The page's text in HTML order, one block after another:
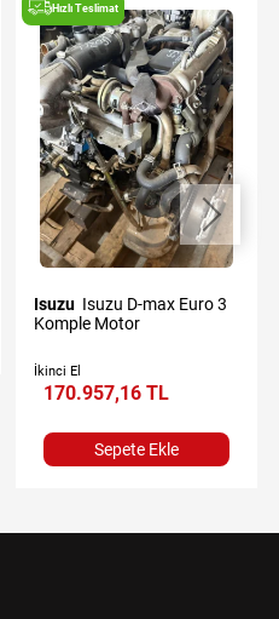
Hızlı Teslimat
Isuzu
Komple Motor
İkinci El
170.957,16 TL
Sepete Ekle